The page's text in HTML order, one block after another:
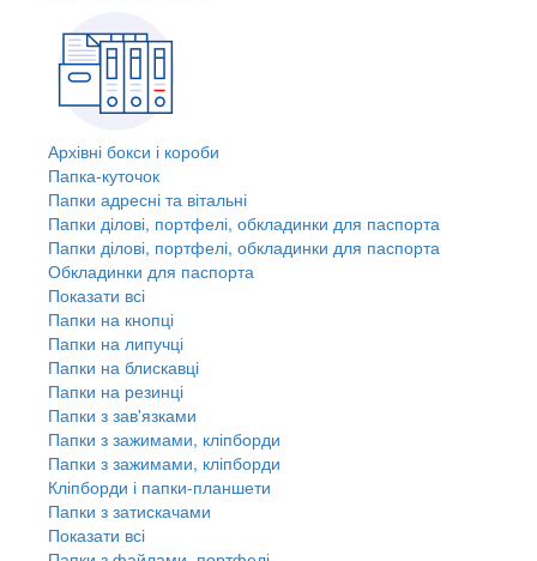
Архівні бокси і короби
Папка-куточок
Папки адресні та вітальні
Папки ділові, портфелі, обкладинки для паспорта
Папки ділові, портфелі, обкладинки для паспорта
Обкладинки для паспорта
Показати всі
Папки на кнопці
Папки на липучці
Папки на блискавці
Папки на резинці
Папки з зав'язками
Папки з зажимами, кліпборди
Папки з зажимами, кліпборди
Кліпборди і папки-планшети
Папки з затискачами
Показати всі